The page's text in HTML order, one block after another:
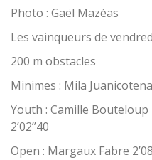
Photo : Gaël Mazéas
Les vainqueurs de
200 m obstacles
Minimes : Mila
Youth : Camille Bouteloup
2’02’’40
Open : Margaux Fabre